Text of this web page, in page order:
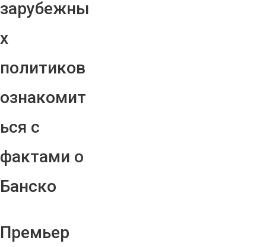
зарубежны
х
политиков
ознакомит
ься с
фактами о
Банско
Премьер